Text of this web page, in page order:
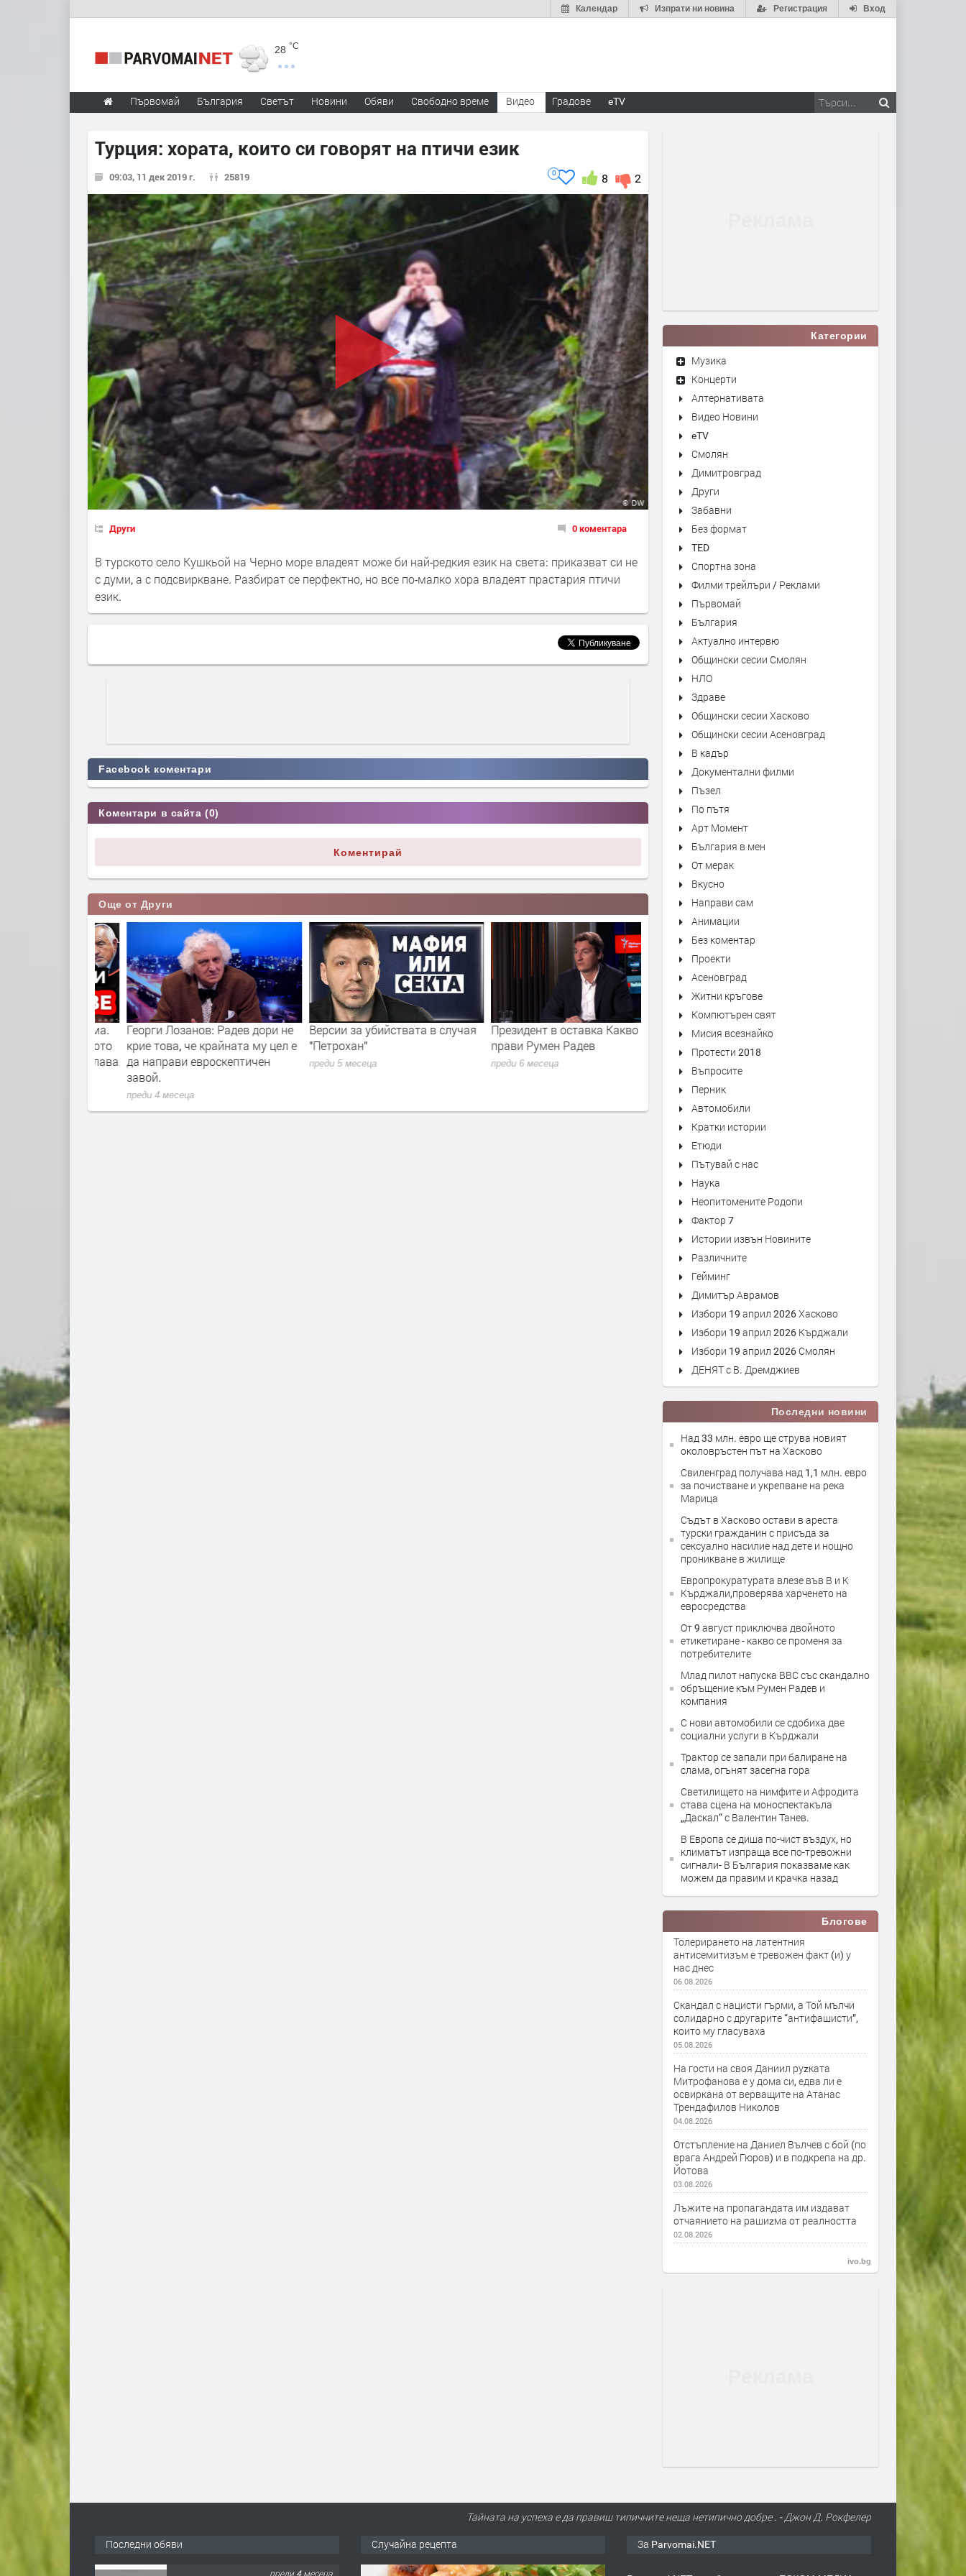
Вход
Регистрация
Изпрати ни новина
Календар
28 °C
Първомай България Светът Новини Обяви Свободно време Видео Градове eTV
Турция: хората, които си говорят на птичи език
09:03, 11 дек 2019 г. 25819 2
8
0
Други 0 коментара
В турското село Кушкьой на Черно море владеят може би най-редкия език на света: приказват си не
с думи, а с подсвиркване. Разбират се перфектно, но все по-малко хора владеят прастария птичи
език.
Facebook коментари
Коментари в сайта (0)
Коментирай
Още от Други
Георги Лозанов: Радев дори не
крие това, че крайната му цел е
да направи евроскептичен
завой.
преди 4 месеца
Версии за убийствата в случая
"Петрохан"
преди 5 месеца
Президент в оставка Какво ще
прави Румен Радев
преди 6 месеца
доц Ем Занкина; с Давос
маските са свалени и е вече
ясно, че Тръмп цели да разбие
EС и ООН
преди 6 месеца
Категории
Музика
Концерти
Алтернативата
Видео Новини
eTV
Смолян
Димитровград
Други
Забавни
Без формат
TED
Спортна зона
Филми трейлъри / Реклами
Първомай
България
Актуално интервю
Общински сесии Смолян
НЛО
Здраве
Общински сесии Хасково
Общински сесии Асеновград
В кадър
Документални филми
Пъзел
По пътя
Арт Момент
България в мен
От мерак
Вкусно
Направи сам
Анимации
Без коментар
Проекти
Асеновград
Житни кръгове
Компютърен свят
Мисия всезнайко
Протести 2018
Въпросите
Перник
Автомобили
Кратки истории
Етюди
Пътувай с нас
Наука
Неопитомените Родопи
Фактор 7
Истории извън Новините
Различните
Гейминг
Димитър Аврамов
Избори 19 април 2026 Хасково
Избори 19 април 2026 Кърджали
Избори 19 април 2026 Смолян
ДЕНЯТ с В. Дремджиев
Последни новини
Над 33 млн. евро ще струва новият
околовръстен път на Хасково
Свиленград получава над 1,1 млн. евро
за почистване и укрепване на река
Марица
Съдът в Хасково остави в ареста
турски гражданин с присъда за
сексуално насилие над дете и нощно
проникване в жилище
Европрокуратурата влезе във В и К
Кърджали,проверява харченето на
евросредства
От 9 август приключва двойното
етикетиране - какво се променя за
потребителите
Млад пилот напуска ВВС със скандално
обръщение към Румен Радев и
компания
С нови автомобили се сдобиха две
социални услуги в Кърджали
Трактор се запали при балиране на
слама, огънят засегна гора
Светилището на нимфите и Афродита
става сцена на моноспектакъла
„Даскал“ с Валентин Танев.
В Европа се диша по-чист въздух, но
климатът изпраща все по-тревожни
сигнали- В България показваме как
можем да правим и крачка назад
Блогове
Толерирането на латентния
антисемитизъм е тревожен факт (и) у
нас днес
06.08.2026
Скандал с нацисти гърми, а Той мълчи
солидарно с другарите “антифашисти”,
които му гласуваха
05.08.2026
На гости на своя Даниил руzката
Митрофанова е у дома си, едва ли е
освиркана от верващите на Атанас
Трендафилов Николов
04.08.2026
Отстъпление на Даниел Вълчев с бой (по
врага Андрей Гюров) и в подкрепа на др.
Йотова
03.08.2026
Лъжите на пропагандата им издават
отчаянието на рашиzма от реалността
02.08.2026
ivo.bg
Тайната на успеха е да правиш типичните неща нетипично добре . - Джон Д. Рокфелер
Последни обяви
ПРЕДЛАГА
Случайна рецепта За Parvomai.NET